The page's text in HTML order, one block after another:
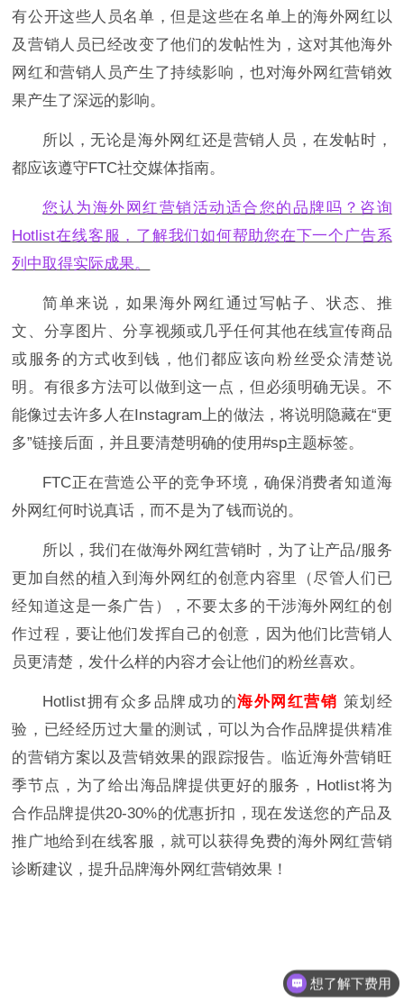
有公开这些人员名单，但是这些在名单上的海外网红以
及营销人员已经改变了他们的发帖性为，这对其他海外
网红和营销人员产生了持续影响，也对海外网红营销效
果产生了深远的影响。
所以，无论是海外网红还是营销人员，在发帖时，
都应该遵守FTC社交媒体指南。
您认为海外网红营销活动适合您的品牌吗？咨询
Hotlist在线客服，了解我们如何帮助您在下一个广告系
列中取得实际成果。
简单来说，如果海外网红通过写帖子、状态、推
文、分享图片、分享视频或几乎任何其他在线宣传商品
或服务的方式收到钱，他们都应该向粉丝受众清楚说
明。有很多方法可以做到这一点，但必须明确无误。不
能像过去许多人在Instagram上的做法，将说明隐藏在“更
多”链接后面，并且要清楚明确的使用#sp主题标签。
FTC正在营造公平的竞争环境，确保消费者知道海
外网红何时说真话，而不是为了钱而说的。
所以，我们在做海外网红营销时，为了让产品/服务
更加自然的植入到海外网红的创意内容里（尽管人们已
经知道这是一条广告），不要太多的干涉海外网红的创
作过程，要让他们发挥自己的创意，因为他们比营销人
员更清楚，发什么样的内容才会让他们的粉丝喜欢。
Hotlist拥有众多品牌成功的海外网红营销 策划经
验，已经经历过大量的测试，可以为合作品牌提供精准
的营销方案以及营销效果的跟踪报告。临近海外营销旺
季节点，为了给出海品牌提供更好的服务，Hotlist将为
合作品牌提供20-30%的优惠折扣，现在发送您的产品及
推广地给到在线客服，就可以获得免费的海外网红营销
诊断建议，提升品牌海外网红营销效果！
想了解下费用